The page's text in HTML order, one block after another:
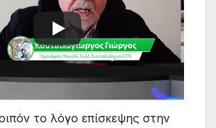
το λόγο επίσκεψης στην